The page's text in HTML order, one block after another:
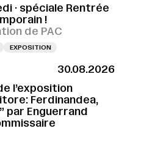
· spéciale Rentrée
!
de PAC
EXPOSITION
30.08.2026
l’exposition
Ferdinandea,
par Enguerrand